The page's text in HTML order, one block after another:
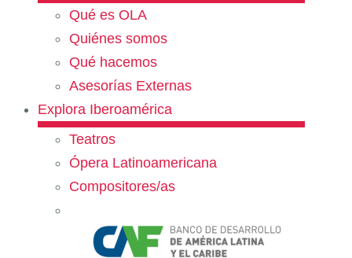
Qué es OLA
Quiénes somos
Qué hacemos
Asesorías Externas
Explora Iberoamérica
Teatros
Ópera Latinoamericana
Compositores/as